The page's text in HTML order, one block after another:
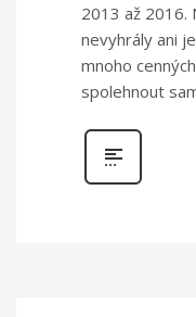
2013 až 2016.
nevyhrály ani
mnoho
spolehnout